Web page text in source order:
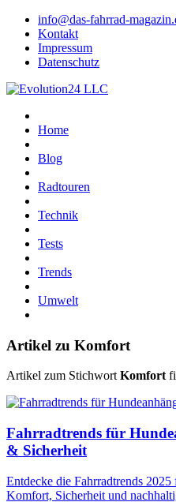
info@das-fahrrad-
Kontakt
Impressum
Datenschutz
Home
Blog
Radtouren
Technik
Tests
Trends
Umwelt
Artikel zu Komfort
Artikel zum StichwortKomfort
Fahrradtrends für
& Sicherheit
Entdecke die Fahrradtrends
Komfort, Sicherheit und